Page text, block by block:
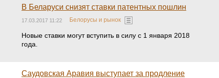
В Беларуси снизят ставки патентных пошлин
17.03.2017 11:22 Белорусы и рынок
Новые ставки могут вступить в силу с 1 января 2018
года.
Саудовская Аравия выступает за продление